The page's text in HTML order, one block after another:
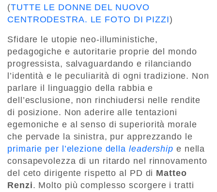
(TUTTE LE DONNE DEL NUOVO
CENTRODESTRA. LE FOTO DI PIZZI)
Sfidare le utopie neo-illuministiche,
pedagogiche e autoritarie proprie del mondo
progressista, salvaguardando e rilanciando
l’identità e le peculiarità di ogni tradizione. Non
parlare il linguaggio della rabbia e
dell’esclusione, non rinchiudersi nelle rendite
di posizione. Non aderire alle tentazioni
egemoniche e al senso di superiorità morale
che pervade la sinistra, pur apprezzando le
primarie per l’elezione della leadership e nella
consapevolezza di un ritardo nel rinnovamento
del ceto dirigente rispetto al PD di Matteo
Renzi. Molto più complesso scorgere i tratti